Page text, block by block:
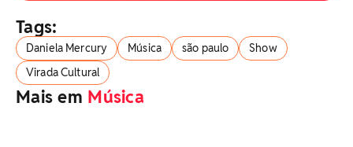
Tags:
Daniela Mercury Música são paulo
Show
Virada Cultural
Mais em Música